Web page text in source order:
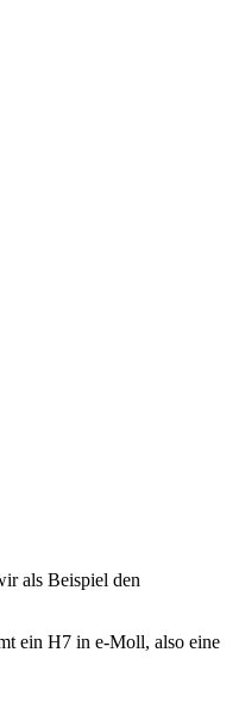
als Beispiel den
ein H7 in e-Moll, also eine